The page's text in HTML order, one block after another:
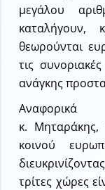
μεγάλου
θεωρούνται
τις
ανάγκης
κ. Μηταράκης,
κοινού
τρίτες χώρες